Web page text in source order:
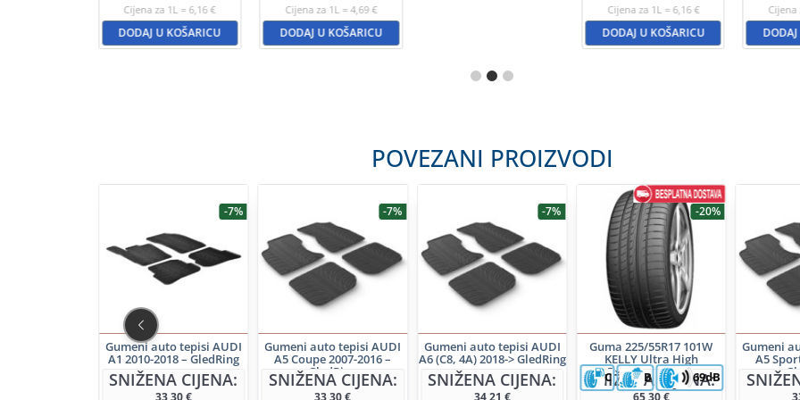
Cijena za 1L = 6,16 €
DODAJ U KOŠARICU
Cijena za 1L = 4,69 €
DODAJ U KOŠARICU
Cijena za 1L = 6,16 €
DODAJ U KOŠARICU
Cijena
POVEZANI PROIZVODI
-7%
Gumeni auto tepisi AUDI
A1 2010-2018 – GledRing
SNIŽENA CIJENA:
33,30€
-7%
Gumeni auto tepisi AUDI
A5 Coupe 2007-2016 –
GledRing
SNIŽENA CIJENA:
33,30€
-7%
Gumeni auto tepisi AUDI
A6 (C8, 4A) 2018-> GledRing
SNIŽENA CIJENA:
34,21 €
-20%
Guma 225/55R17 101W
KELLY Ultra High
Performance XL
SNIŽENA CIJENA:
65,30€
C B 69dB
Gumeni
A5